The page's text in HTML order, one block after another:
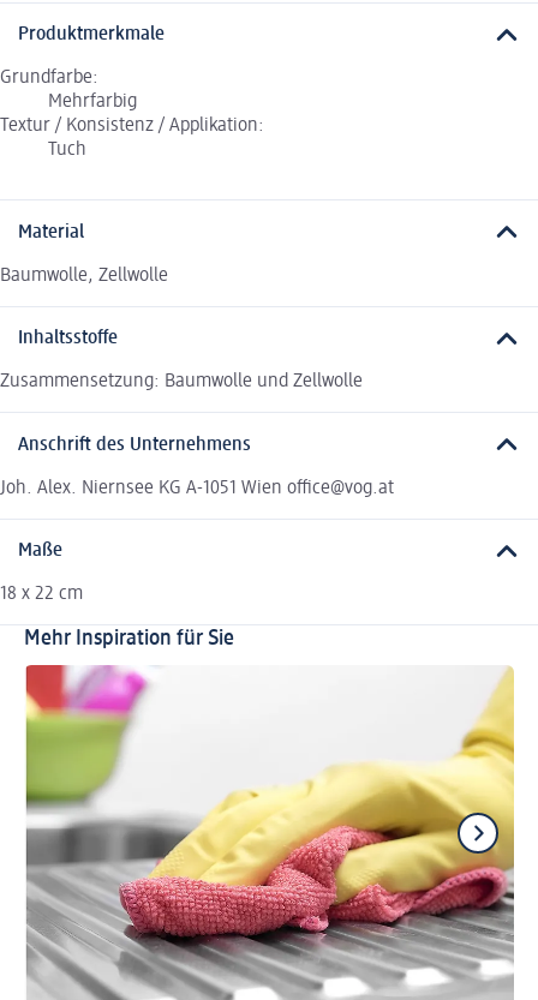
Produktmerkmale
Grundfarbe:
Mehrfarbig
Textur / Konsistenz / Applikation:
Tuch
Material
Baumwolle, Zellwolle
Inhaltsstoffe
Zusammensetzung: Baumwolle und Zellwolle
Anschrift des Unternehmens
Joh. Alex. Niernsee KG A-1051 Wien office@vog.at
Maße
18 x 22 cm
Mehr Inspiration für Sie